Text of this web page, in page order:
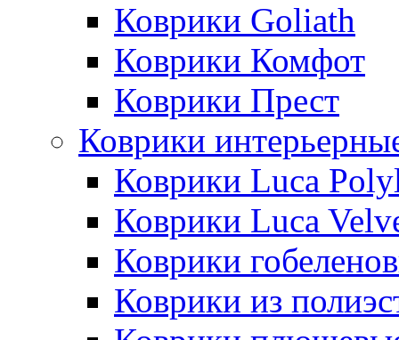
Коврики Goliath
Коврики Комфот
Коврики Прест
Коврики
Коврики Luca
Коврики Luca
Коврики
Коврики из